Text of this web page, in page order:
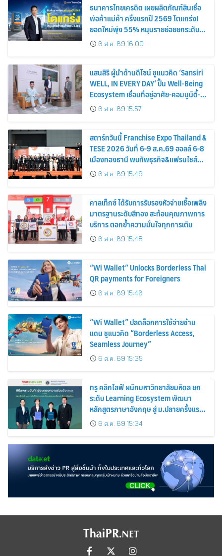
ธนาคารไทยเครดิต เผยผลิตภัณฑ์สินเชื่อ
พ่อค้าแม่ค้า ครึ่งแรกปี 2569 โตแกร่ง!
ยอดใหม่พุ่ง 55% หนุนรายย่อยยกระดับสู่
ดิจิทัลเต็มรูปแบบ
6 ส.ค. 69 16:00
แสนสิริ ผู้นำด้านดีไซน์ ชูแนวคิด ‘Sansiri
WELL, IN EVERY DAY’ ปั้น Well-Being
Ecosystem เชื่อมที่อยู่อาศัย-คอมมูนิตี้-
บริการ-ไลฟ์สไตล์ เซ็ตมาตรฐานใหม่อสัง
หาฯ ไทย
6 ส.ค. 69 15:57
สตาร์ทวันนี้ Franchise Expo Thailand &
TESE 2026 วันที่ 6-9 ส.ค.69 ฮอลล์ 6-8
เมืองทองธานี พบทัพธุรกิจ&แฟรนไชส์
ซัพพลายเออร์สินค้า เติมรายได้ช่วย
เศรษฐกิจไทย
6 ส.ค. 69 15:49
คาลเท็กซ์ ได้รับการรับรองหัวจ่ายเชื้อเพลิง
มาตรฐานระดับสีทอง สะท้อนคุณภาพการ
บริการ ตอกย้ำความมั่นใจทุกการเติม
6 ส.ค. 69 15:48
“Wi Wallet” Unlocks Borderless Thai
QR payments for Foreigners
6 ส.ค. 69 15:46
“Wi Wallet” ปลดล็อกการใช้จ่ายข้าม
แดน ชูแนวคิด “Borderless Access,
Seamless Journey”
6 ส.ค. 69 15:35
ทรู คลิกไลฟ์ ผนึกมหาวิทยาลัยมหิดล ยก
ระดับ Learning Ecosystem พัฒนา
หลักสูตรภาษาอังกฤษ สู่ ม.ปลายครั้งแรก!
พร้อมใช้ปีการศึกษา 2570
6 ส.ค. 69 15:34